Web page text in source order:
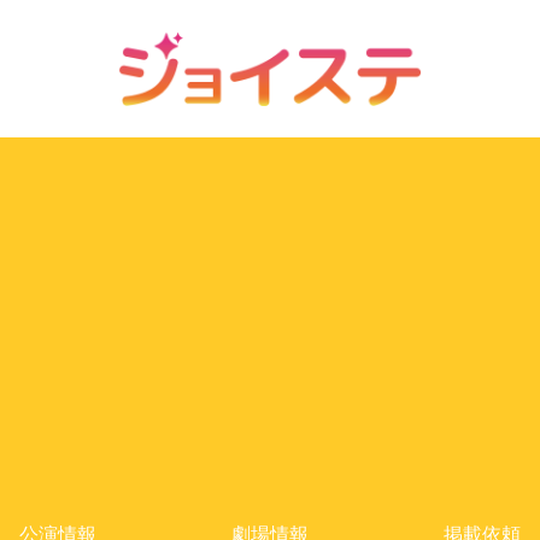
公演情報 劇場情報 掲載依頼